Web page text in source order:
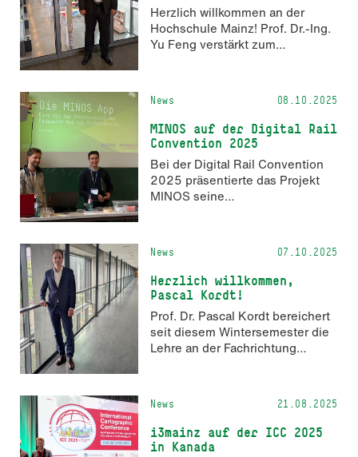
Herzlich willkommen an der
Hochschule Mainz! Prof. Dr.-Ing.
Yu Feng verstärkt zum
News 08.10.2025
MINOS auf der Digital Rail
Convention 2025
Bei der Digital Rail Convention
2025 präsentierte das Projekt
MINOS seine
News 07.10.2025
Herzlich willkommen,
Pascal Kordt!
Prof. Dr. Pascal Kordt bereichert
seit diesem Wintersemester die
Lehre an der Fachrichtung
herzlich willkommen!
News 21.08.2025
i3mainz auf der ICC 2025
in Kanada